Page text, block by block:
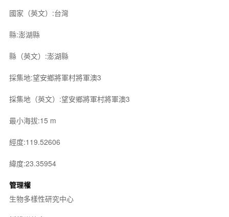
國家（英文）:台灣
縣:澎湖縣
縣（英文）:澎湖縣
採集地:望安鄉將軍村將軍澳3
採集地（英文）:望安鄉將軍村將軍澳3
最小海拔:15 m
經度:119.52606
緯度:23.35954
管理權
生物多樣性研究中心